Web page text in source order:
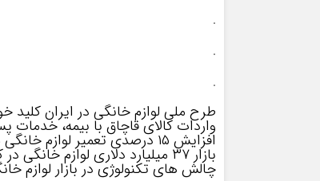
.
.
.
طرح ملی لوازم خانگی در ایران کلید
واردات کالای قاچاق با بیمه، خدمات
افزایش ۱۵ درصدی تعمیر لوازم خانگی در پی قطعی برق
بازار ۳۷ میلیارد دلاری لوازم خانگی در کشورهای همسایه
چالش‌ های تکنولوژی در بازار لوازم